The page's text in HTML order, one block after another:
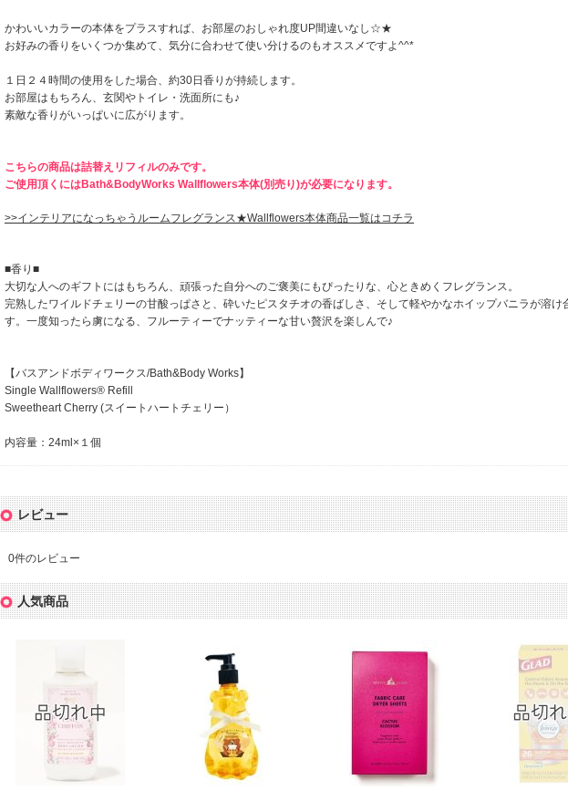
かわいいカラーの本体をプラスすれば、お部屋のおしゃれ度UP間違いなし☆★
お好みの香りをいくつか集めて、気分に合わせて使い分けるのもオススメですよ^^*
１日２４時間の使用をした場合、約30日香りが持続します。
お部屋はもちろん、玄関やトイレ・洗面所にも♪
素敵な香りがいっぱいに広がります。
こちらの商品は詰替えリフィルのみです。
ご使用頂くにはBath&BodyWorks Wallflowers本体(別売り)が必要になります。
>>インテリアになっちゃうルームフレグランス★Wallflowers本体商品一覧はコチラ
■香り■
大切な人へのギフトにはもちろん、頑張った自分へのご褒美にもぴったりな、心ときめくフレグランス。
完熟したワイルドチェリーの甘酸っぱさと、砕いたピスタチオの香ばしさ、そして軽やかなホイップバニラが溶け
す。一度知ったら虜になる、フルーティーでナッティーな甘い贅沢を楽しんで♪
【バスアンドボディワークス/Bath&Body Works】
Single Wallflowers® Refill
Sweetheart Cherry (スイートハートチェリー）
内容量：24ml×１個
レビュー
0件のレビュー
人気商品